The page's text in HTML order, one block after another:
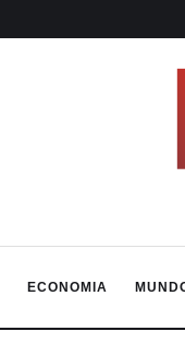
ECONOMIA